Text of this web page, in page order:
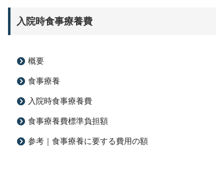
入院時食事療養費
概要
食事療養
入院時食事療養費
食事療養費標準負担額
参考｜食事療養に要する費用の額